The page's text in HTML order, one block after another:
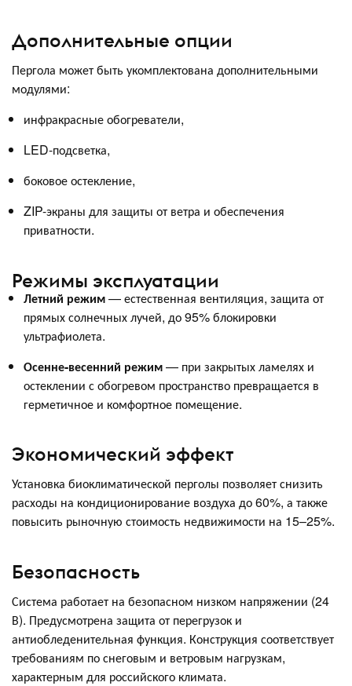
Дополнительные опции
Пергола может быть укомплектована дополнительными
модулями:
инфракрасные обогреватели,
LED-подсветка,
боковое остекление,
ZIP-экраны для защиты от ветра и обеспечения
приватности.
Режимы эксплуатации
Летний режим— естественная вентиляция, защита от
прямых солнечных лучей, до 95% блокировки
ультрафиолета.
Осенне-весенний режим— при закрытых ламелях и
остеклении с обогревом пространство превращается в
герметичное и комфортное помещение.
Экономический эффект
Установка биоклиматической перголы позволяет снизить
расходы на кондиционирование воздуха до 60%, а также
повысить рыночную стоимость недвижимости на 15–25%.
Безопасность
Система работает на безопасном низком напряжении (24
В). Предусмотрена защита от перегрузок и
антиобледенительная функция. Конструкция соответствует
требованиям по снеговым и ветровым нагрузкам,
характерным для российского климата.